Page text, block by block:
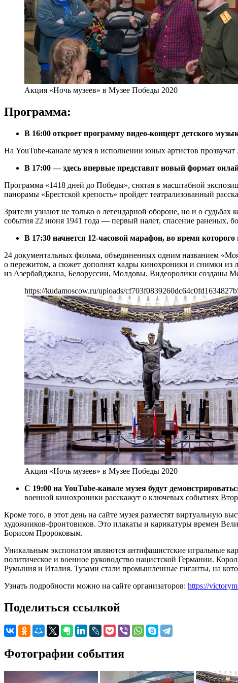
Акция «Ночь музеев» в Музее Победы 2020
Программа:
В 16:00 откроет программу видео-концерт детского
На YouTube-канале музея в исполнении юных артистов
В 17:00 — здесь впервые представят новый формат
Программа «1418 дней до Победы», снятая в масштабной
панорамы «Брестской крепость» пройдет театрализованный
Зрители узнают не только о легендарной обороне, но и о
события 22 июня 1941 года — первый налет, спасение раненых,
В 17:30 начнется 12-часовой марафон, во время
24 документальных фильма, объединенных одним названием
о пережитом, а сюжет дополнят кадры кинохроники и снимки из
из Азербайджана, Белоруссии, Молдовы. Видеоролики созданы
https://kudamoscow.ru/uploads/
Акция «Ночь музеев» в Музее Победы 2020
С 19:00 на YouTube-канале музея будут
военной кинохроники расскажут о ключевых событиях
Кроме того, в этот день на сайте музея разместят виртуальную
художников-фронтовиков. Это плакаты и карикатуры времен
Борисом Пророковым.
Уникальным экспонатом являются антифашистские игральные
политическое и военное руководство нацистской Германии.
Румыния и Италия. Тузами стали промышленные гиганты, на
Узнать подробности можно на сайте организаторов: https://
Поделиться ссылкой
Фотографии события